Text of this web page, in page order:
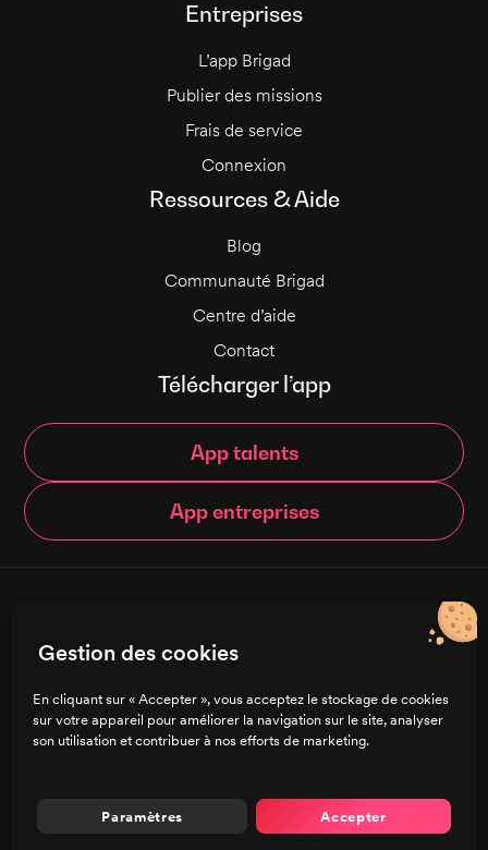
Entreprises
L’app Brigad
Publier des missions
Frais de service
Connexion
Ressources & Aide
Blog
Communauté Brigad
Centre d’aide
Contact
Télécharger l’app
App talents
App entreprises
Charte de confidentialité
CGU/CGV
Préférences de cookies
Gestion des cookies
En cliquant sur « Accepter », vous acceptez le stockage de cookies
sur votre appareil pour améliorer la navigation sur le site, analyser
son utilisation et contribuer à nos efforts de marketing.
Accepter
Paramètres